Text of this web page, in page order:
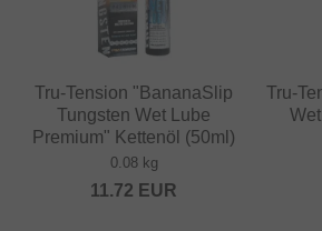
Tru-Tension "BananaSlip
Tungsten Wet Lube
Premium" Kettenöl (50ml)
0.08 kg
11.72 EUR
Tru-